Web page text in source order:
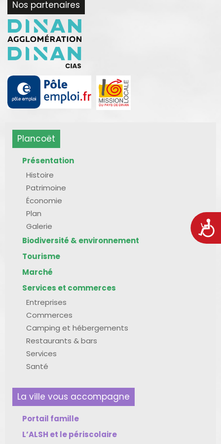
Nos partenaires
Plancoët
Présentation
Histoire
Patrimoine
Économie
Plan
Galerie
Biodiversité & environnement
Tourisme
Marché
Services et commerces
Entreprises
Commerces
Camping et hébergements
Restaurants & bars
Services
Santé
La ville vous accompagne
Portail famille
L’ALSH et le périscolaire